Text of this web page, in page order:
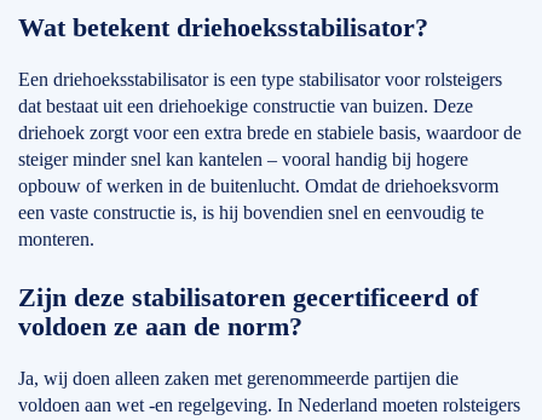
Wat betekent driehoeksstabilisator?
Een driehoeksstabilisator is een type stabilisator voor rolsteigers
dat bestaat uit een driehoekige constructie van buizen. Deze
driehoek zorgt voor een extra brede en stabiele basis, waardoor de
steiger minder snel kan kantelen – vooral handig bij hogere
opbouw of werken in de buitenlucht. Omdat de driehoeksvorm
een vaste constructie is, is hij bovendien snel en eenvoudig te
monteren.
Zijn deze stabilisatoren gecertificeerd of
voldoen ze aan de norm?
Ja, wij doen alleen zaken met gerenommeerde partijen die
voldoen aan wet -en regelgeving. In Nederland moeten rolsteigers